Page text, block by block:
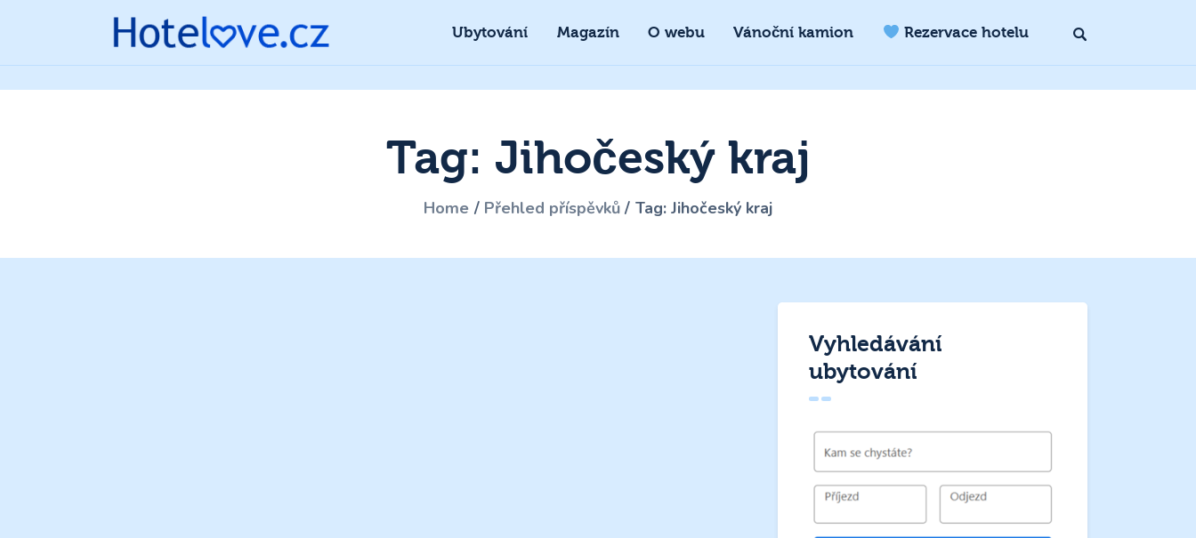
Ubytování Magazín O webu Vánoční kamion Rezervace hotelu
Tag: Jihočeský kraj
Home Přehled příspěvků Tag: Jihočeský kraj
Vyhledávání
ubytování